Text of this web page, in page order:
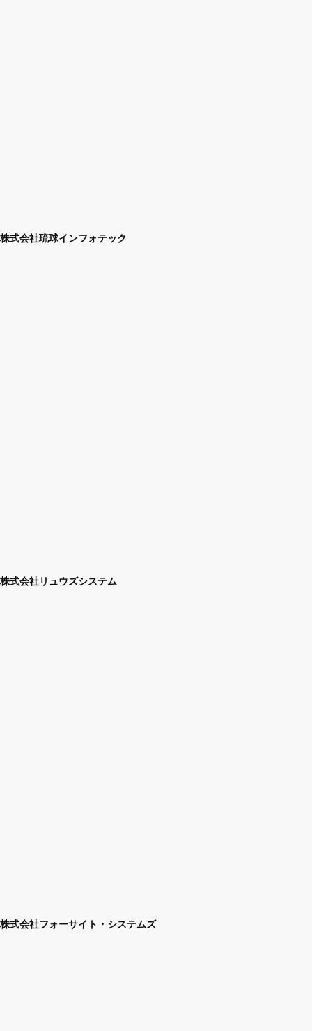
株式会社琉球インフォテック
株式会社リュウズシステム
株式会社フォーサイト・システムズ